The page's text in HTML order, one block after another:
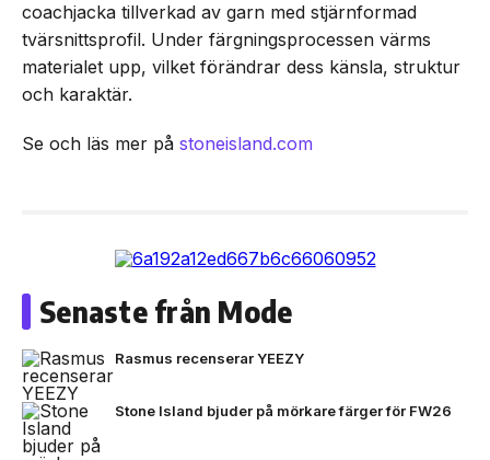
coachjacka tillverkad av garn med stjärnformad
tvärsnittsprofil. Under färgningsprocessen värms
materialet upp, vilket förändrar dess känsla, struktur
och karaktär.
Se och läs mer på stoneisland.com
Senaste från Mode
Rasmus recenserar YEEZY
Stone Island bjuder på mörkare färger för FW26